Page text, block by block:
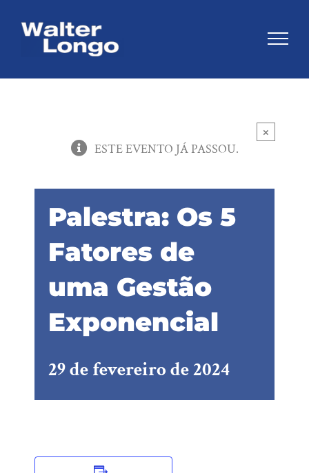
×
ESTE EVENTO JÁ PASSOU.
Palestra: Os 5
Fatores de
uma Gestão
Exponencial
29 de fevereiro de 2024